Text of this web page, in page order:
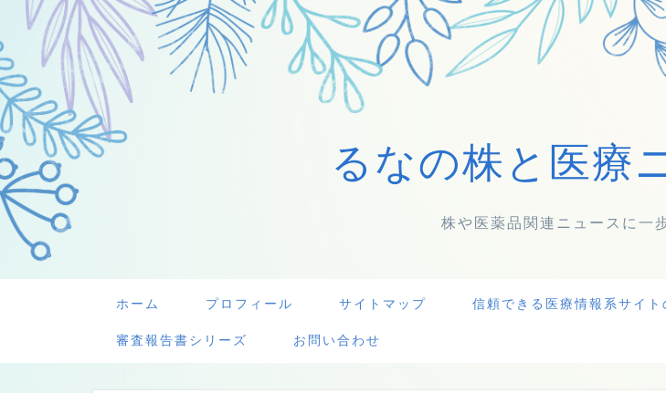
るなの株と医療
株や医薬品関連ニュースに一
ホーム プロフィール サイトマップ 信頼できる医療情報系サイト
審査報告書シリーズ お問い合わせ